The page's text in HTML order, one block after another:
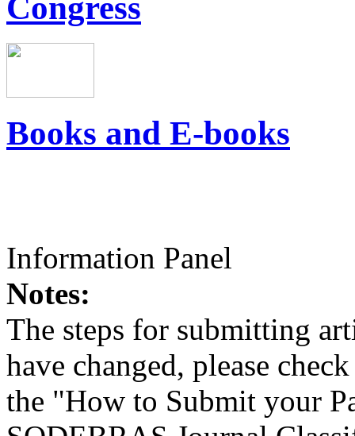
Congress
Books and E-books
Information Panel
Notes:
The steps for submitting
have changed, please
the "How to Submit your